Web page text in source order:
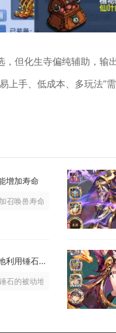
但化生寺偏纯辅助，输
上手、低成本、多玩法”
增加寿命
召唤兽寿命的途径分为烹饪道具
英雄怎样才能有效地利用锤石的被动技能
石的被动地狱诅咒，核心在于把